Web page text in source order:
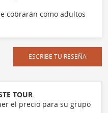
cobrarán como adultos
ESCRIBE TU RESEÑA
TOUR
el precio para su grupo